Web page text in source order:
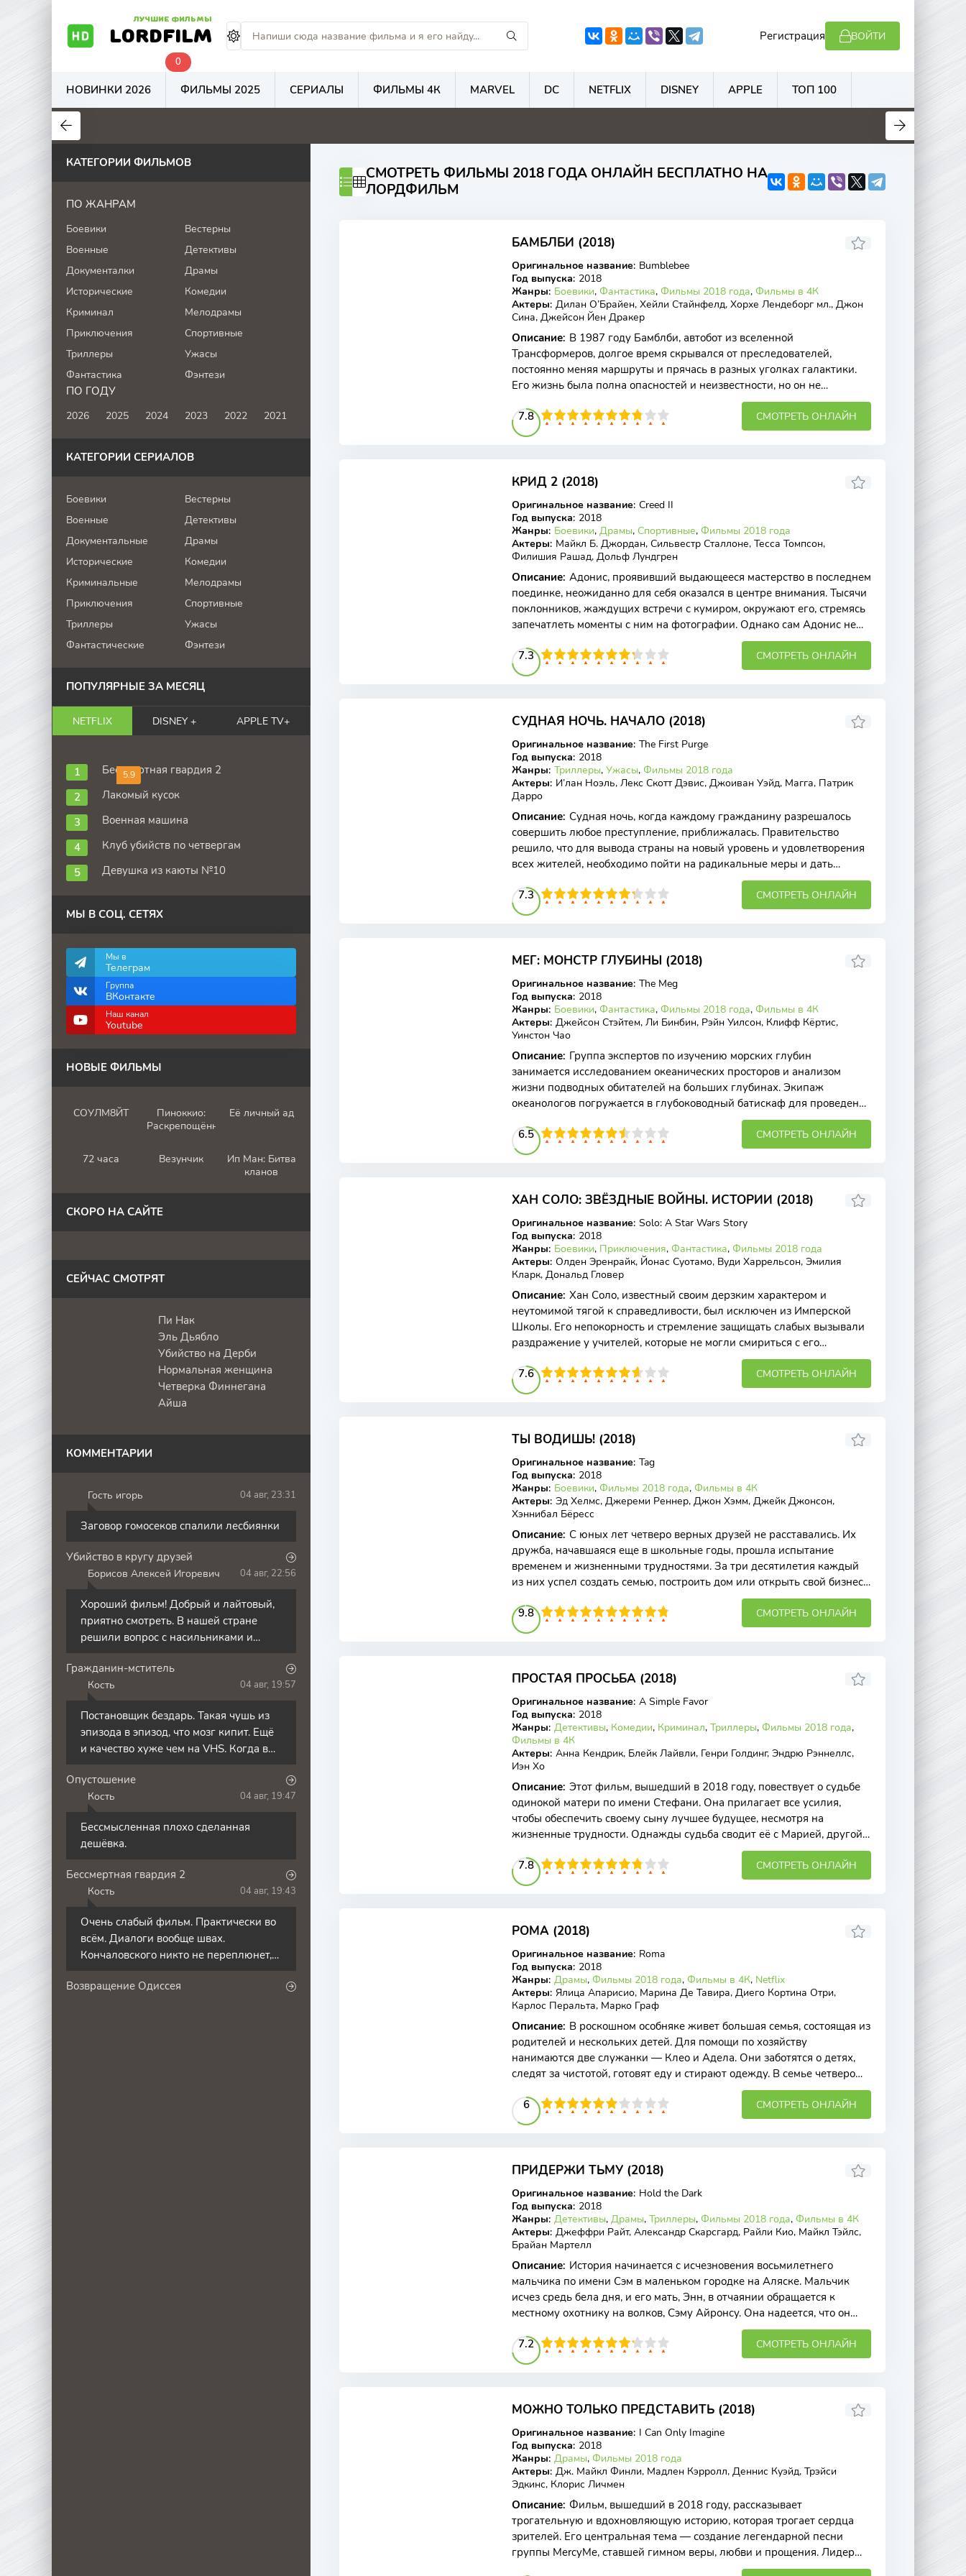
LORDFILM
ЛУЧШИЕ ФИЛЬМЫ
Регистрация ВОЙТИ
НОВИНКИ 2026
0
ФИЛЬМЫ 2025 СЕРИАЛЫ ФИЛЬМЫ 4К MARVEL DC NETFLIX DISNEY APPLE ТОП 100
7.6
СМОТРЕТЬ ФИЛЬМЫ 2018 ГОДА ОНЛАЙН БЕСПЛАТНО НА
ЛОРДФИЛЬМ
БАМБЛБИ (2018)
Оригинальное название: Bumblebee
Год выпуска: 2018
Жанры: Боевики, Фантастика, Фильмы 2018 года, Фильмы в 4К
Актеры: Дилан О’Брайен, Хейли Стайнфелд, Хорхе Лендеборг мл., Джон
Сина, Джейсон Йен Дракер
Описание: В 1987 году Бамблби, автобот из вселенной
Трансформеров, долгое время скрывался от преследователей,
постоянно меняя маршруты и прячась в разных уголках галактики.
Его жизнь была полна опасностей и неизвестности, но он не
7.8
4 5 6 7 8 9 10 СМОТРЕТЬ ОНЛАЙН
КРИД 2 (2018)
Оригинальное название: Creed II
Год выпуска: 2018
Жанры: Боевики, Драмы, Спортивные, Фильмы 2018 года
Актеры: Майкл Б. Джордан, Сильвестр Сталлоне, Тесса Томпсон,
Филишия Рашад, Дольф Лундгрен
Описание: Адонис, проявивший выдающееся мастерство в последнем
поединке, неожиданно для себя оказался в центре внимания. Тысячи
поклонников, жаждущих встречи с кумиром, окружают его, стремясь
запечатлеть моменты с ним на фотографии. Однако сам Адонис не
7.3
4 5 6 7 8 9 10 СМОТРЕТЬ ОНЛАЙН
СУДНАЯ НОЧЬ. НАЧАЛО (2018)
Оригинальное название: The First Purge
Год выпуска: 2018
Жанры: Триллеры, Ужасы, Фильмы 2018 года
Актеры: И’лан Ноэль, Лекс Скотт Дэвис, Джоиван Уэйд, Магга, Патрик
Дарро
Описание: Судная ночь, когда каждому гражданину разрешалось
совершить любое преступление, приближалась. Правительство
решило, что для вывода страны на новый уровень и удовлетворения
всех жителей, необходимо пойти на радикальные меры и дать
7.3
4 5 6 7 8 9 10 СМОТРЕТЬ ОНЛАЙН
МЕГ: МОНСТР ГЛУБИНЫ (2018)
Оригинальное название: The Meg
Год выпуска: 2018
Жанры: Боевики, Фантастика, Фильмы 2018 года, Фильмы в 4К
Актеры: Джейсон Стэйтем, Ли Бинбин, Рэйн Уилсон, Клифф Кёртис,
Уинстон Чао
Описание: Группа экспертов по изучению морских глубин
занимается исследованием океанических просторов и анализом
жизни подводных обитателей на больших глубинах. Экипаж
океанологов погружается в глубоководный батискаф для проведения
6.5
4 5 6 7 8 9 10 СМОТРЕТЬ ОНЛАЙН
ХАН СОЛО: ЗВЁЗДНЫЕ ВОЙНЫ. ИСТОРИИ (2018)
Оригинальное название: Solo: A Star Wars Story
Год выпуска: 2018
Жанры: Боевики, Приключения, Фантастика, Фильмы 2018 года
Актеры: Олден Эренрайк, Йонас Суотамо, Вуди Харрельсон, Эмилия
Кларк, Дональд Гловер
Описание: Хан Соло, известный своим дерзким характером и
неутомимой тягой к справедливости, был исключен из Имперской
Школы. Его непокорность и стремление защищать слабых вызывали
раздражение у учителей, которые не могли смириться с его
7.6
4 5 6 7 8 9 10 СМОТРЕТЬ ОНЛАЙН
ТЫ ВОДИШЬ! (2018)
Оригинальное название: Tag
Год выпуска: 2018
Жанры: Боевики, Фильмы 2018 года, Фильмы в 4К
Актеры: Эд Хелмс, Джереми Реннер, Джон Хэмм, Джейк Джонсон,
Хэннибал Бёресс
Описание: С юных лет четверо верных друзей не расставались. Их
дружба, начавшаяся еще в школьные годы, прошла испытание
временем и жизненными трудностями. За три десятилетия каждый
из них успел создать семью, построить дом или открыть свой бизнес.
9.8
4 5 6 7 8 9 10 СМОТРЕТЬ ОНЛАЙН
ПРОСТАЯ ПРОСЬБА (2018)
Оригинальное название: A Simple Favor
Год выпуска: 2018
Жанры: Детективы, Комедии, Криминал, Триллеры, Фильмы 2018 года,
Фильмы в 4К
Актеры: Анна Кендрик, Блейк Лайвли, Генри Голдинг, Эндрю Рэннеллс,
Иэн Хо
Описание: Этот фильм, вышедший в 2018 году, повествует о судьбе
одинокой матери по имени Стефани. Она прилагает все усилия,
чтобы обеспечить своему сыну лучшее будущее, несмотря на
жизненные трудности. Однажды судьба сводит её с Марией, другой
7.8
4 5 6 7 8 9 10 СМОТРЕТЬ ОНЛАЙН
РОМА (2018)
Оригинальное название: Roma
Год выпуска: 2018
Жанры: Драмы, Фильмы 2018 года, Фильмы в 4К, Netflix
Актеры: Ялица Апарисио, Марина Де Тавира, Диего Кортина Отри,
Карлос Перальта, Марко Граф
Описание: В роскошном особняке живет большая семья, состоящая из
родителей и нескольких детей. Для помощи по хозяйству
нанимаются две служанки — Клео и Адела. Они заботятся о детях,
следят за чистотой, готовят еду и стирают одежду. В семье четверо
6
4 5 6 7 8 9 10 СМОТРЕТЬ ОНЛАЙН
ПРИДЕРЖИ ТЬМУ (2018)
Оригинальное название: Hold the Dark
Год выпуска: 2018
Жанры: Детективы, Драмы, Триллеры, Фильмы 2018 года, Фильмы в 4К
Актеры: Джеффри Райт, Александр Скарсгард, Райли Кио, Майкл Тэйлс,
Брайан Мартелл
Описание: История начинается с исчезновения восьмилетнего
мальчика по имени Сэм в маленьком городке на Аляске. Мальчик
исчез средь бела дня, и его мать, Энн, в отчаянии обращается к
местному охотнику на волков, Сэму Айронсу. Она надеется, что он
7.2
4 5 6 7 8 9 10 СМОТРЕТЬ ОНЛАЙН
МОЖНО ТОЛЬКО ПРЕДСТАВИТЬ (2018)
Оригинальное название: I Can Only Imagine
Год выпуска: 2018
Жанры: Драмы, Фильмы 2018 года
Актеры: Дж. Майкл Финли, Мадлен Кэрролл, Деннис Куэйд, Трэйси
Эдкинс, Клорис Личмен
Описание: Фильм, вышедший в 2018 году, рассказывает
трогательную и вдохновляющую историю, которая трогает сердца
зрителей. Его центральная тема — создание легендарной песни
группы MercyMe, ставшей гимном веры, любви и прощения. Лидер
КАТЕГОРИИ ФИЛЬМОВ
ПО ЖАНРАМ
Боевики
Вестерны
Военные
Детективы
Документалки
Драмы
Исторические
Комедии
Криминал
Мелодрамы
Приключения
Спортивные
Триллеры
Ужасы
Фантастика
Фэнтези
ПО ГОДУ
2026 2025 2024 2023 2022 2021
КАТЕГОРИИ СЕРИАЛОВ
Боевики
Вестерны
Военные
Детективы
Документальные
Драмы
Исторические
Комедии
Криминальные
Мелодрамы
Приключения
Спортивные
Триллеры
Ужасы
Фантастические
Фэнтези
ПОПУЛЯРНЫЕ ЗА МЕСЯЦ
NETFLIX DISNEY + APPLE TV+
5.9
Бессмертная гвардия 2
Лакомый кусок
Военная машина
Клуб убийств по четвергам
Девушка из каюты №10
МЫ В СОЦ. СЕТЯХ
Мы в
Телеграм
Группа
ВКонтакте
Наш канал
Youtube
НОВЫЕ ФИЛЬМЫ
СОУЛМ8ЙТ
Пиноккио:
Раскрепощённый
Её личный ад
72 часа Везунчик
Ип Ман: Битва
кланов
СКОРО НА САЙТЕ
СЕЙЧАС СМОТРЯТ
Пи Нак
Эль Дьябло
Убийство на Дерби
Нормальная женщина
Четверка Финнегана
Айша
КОММЕНТАРИИ
Гость игорь 04 авг, 23:31
Заговор гомосеков спалили лесбиянки
Убийство в кругу друзей
Борисов Алексей Игоревич 04 авг, 22:56
Хороший фильм! Добрый и лайтовый,
приятно смотреть. В нашей стране
решили вопрос с насильниками и
сумасшедшим сбродом отправив их на
сво заманив
Гражданин-мститель
Кость 04 авг, 19:57
Постановщик бездарь. Такая чушь из
эпизода в эпизод, что мозг кипит. Ещё
и качество хуже чем на VHS. Когда в
домохозяйке проснулся сапермен-
нендзя,
Опустошение
Кость 04 авг, 19:47
Бессмысленная плохо сделанная
дешёвка.
Бессмертная гвардия 2
Кость 04 авг, 19:43
Очень слабый фильм. Практически во
всём. Диалоги вообще швах.
Кончаловского никто не переплюнет,
лишь он понимал как должно
выглядеть по-настоящему
Возвращение Одиссея